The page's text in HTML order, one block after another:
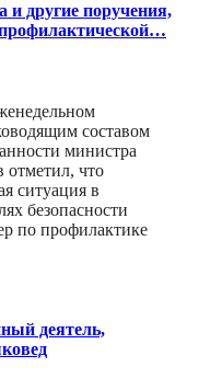
и другие поручения,
составом
министра
отметил, что
ситуация в
безопасности
по профилактике
деятель,